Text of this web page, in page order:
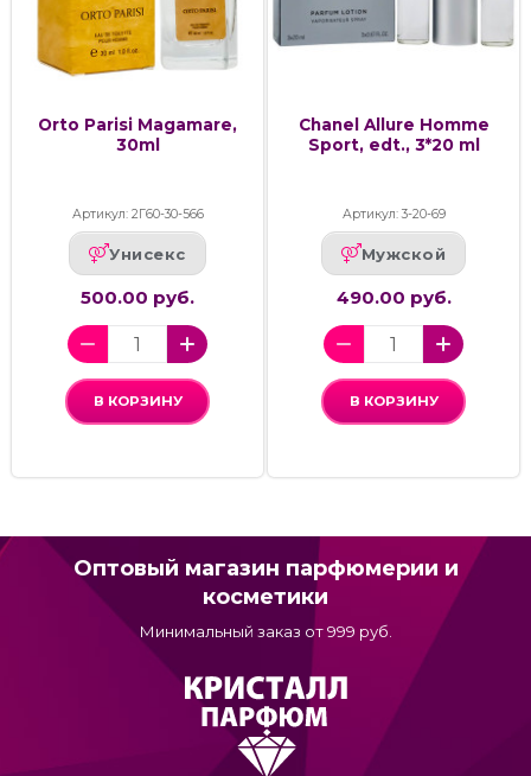
Orto Parisi Magamare,
30ml
Артикул: 2Г60-30-566
Унисекс
500.00 руб.
В КОРЗИНУ
Chanel Allure Homme
Sport, edt., 3*20 ml
Артикул: 3-20-69
Мужской
490.00 руб.
В КОРЗИНУ
Оптовый магазин парфюмерии и
косметики
Минимальный заказ от 999 руб.